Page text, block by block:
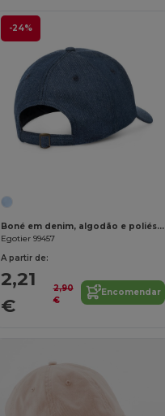
-24%
Boné em denim, algodão e poliéster (300 g/m²)
Egotier 99457
A partir de:
2,21
€
2,90
€
Encomendar